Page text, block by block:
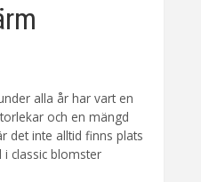
alla år har vart en
och en mängd
det inte alltid finns plats
classic blomster